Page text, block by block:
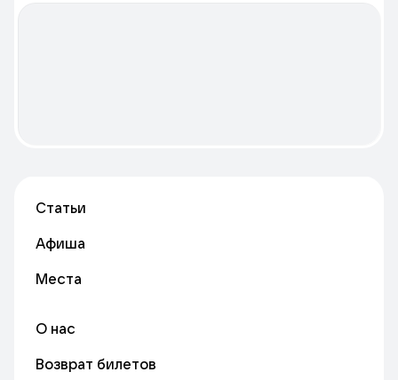
Статьи
Афиша
Места
О нас
Возврат билетов